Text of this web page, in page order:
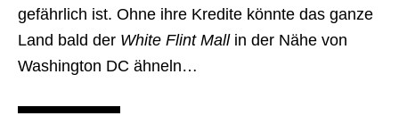
gefährlich ist. Ohne ihre Kredite könnte das ganze
Land bald der White Flint Mallin der Nähe von
Washington DC ähneln…